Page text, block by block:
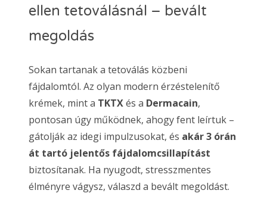
ellen tetoválásnál – bevált
megoldás
Sokan tartanak a tetoválás közbeni
fájdalomtól. Az olyan modern érzéstelenítő
krémek, mint a TKTXés a Dermacain,
pontosan úgy működnek, ahogy fent leírtuk –
gátolják az idegi impulzusokat, és akár 3 órán
át tartó jelentős fájdalomcsillapítást
biztosítanak. Ha nyugodt, stresszmentes
élményre vágysz, válaszd a bevált megoldást.